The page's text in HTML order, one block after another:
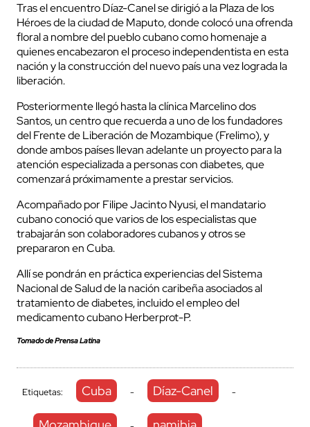
Tras el encuentro Díaz-Canel se dirigió a la Plaza de los
Héroes de la ciudad de Maputo, donde colocó una ofrenda
floral a nombre del pueblo cubano como homenaje a
quienes encabezaron el proceso independentista en esta
nación y la construcción del nuevo país una vez lograda la
liberación.
Posteriormente llegó hasta la clínica Marcelino dos
Santos, un centro que recuerda a uno de los fundadores
del Frente de Liberación de Mozambique (Frelimo), y
donde ambos países llevan adelante un proyecto para la
atención especializada a personas con diabetes, que
comenzará próximamente a prestar servicios.
Acompañado por Filipe Jacinto Nyusi, el mandatario
cubano conoció que varios de los especialistas que
trabajarán son colaboradores cubanos y otros se
prepararon en Cuba.
Allí se pondrán en práctica experiencias del Sistema
Nacional de Salud de la nación caribeña asociados al
tratamiento de diabetes, incluido el empleo del
medicamento cubano Herberprot-P.
Tomado de Prensa Latina
Etiquetas: Cuba - Díaz-Canel -